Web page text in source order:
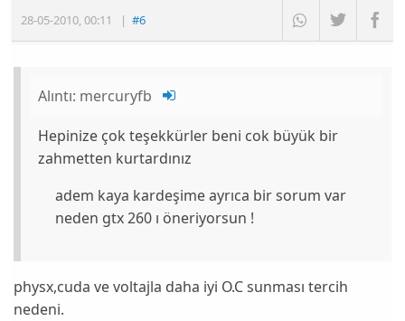
28-05-2010,00:11 |#6
Alıntı: mercuryfb
Hepinize çok teşekkürler beni cok büyük bir
zahmetten kurtardınız
adem kaya kardeşime ayrıca bir sorum var
neden gtx 260 ı öneriyorsun !
physx,cuda ve voltajla daha iyi O.C sunması tercih
nedeni.